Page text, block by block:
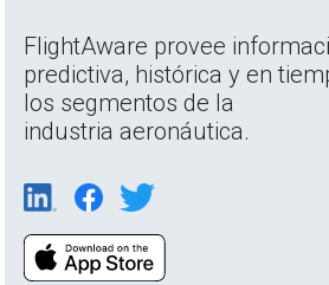
FlightAware provee
predictiva, histórica y en
los segmentos de la
industria aeronáutica.